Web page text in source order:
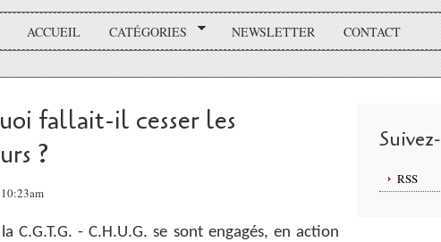
ACCUEIL CATÉGORIES NEWSLETTER CONTACT
fallait-il cesser les
?
- C.H.U.G. se sont engagés, en action
RSS